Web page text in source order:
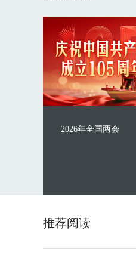
2026年全国两会
推荐阅读